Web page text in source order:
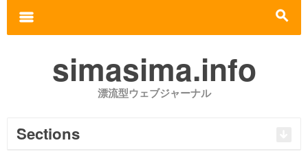
s
m
simasima.info
漂流型ウェブジャーナル
Sections